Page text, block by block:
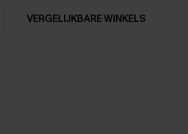
VERGELIJKBARE WINKELS